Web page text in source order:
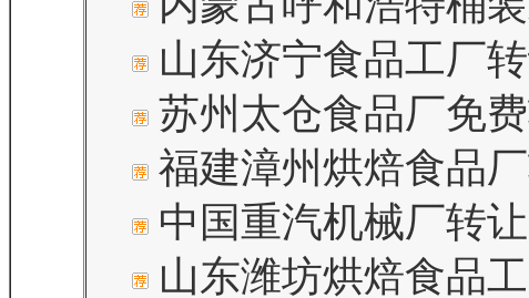
山东济宁食品工厂
苏州太仓食品厂免
福建漳州烘焙食品
中国重汽机械厂转让
山东潍坊烘焙食品